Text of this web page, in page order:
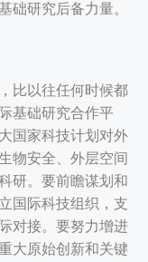
础研究后备力量。
比以往任何时候都
基础研究合作平
国家科技计划对外
物安全、外层空间
研。要前瞻谋划和
国际科技组织，支
对接。要努力增进
大原始创新和关键